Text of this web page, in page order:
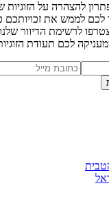
להצהרה על הזוגיות
לממש את זכויותכם
לרשימת הדיוור
לכם תעודת